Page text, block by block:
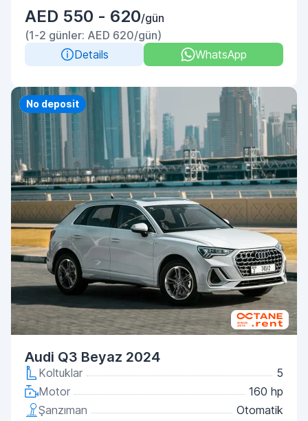
AED 550 - 620/gün
(1-2 günler: AED 620/gün)
Details
WhatsApp
Priority
No deposit
Audi Q3 Beyaz 2024
Koltuklar
5
Motor
160 hp
Şanzıman
Otomatik